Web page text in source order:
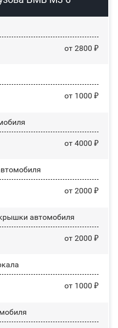
от 2800 ₽
от 1000 ₽
от 4000 ₽
от 2000 ₽
автомобиля
от 2000 ₽
от 1000 ₽